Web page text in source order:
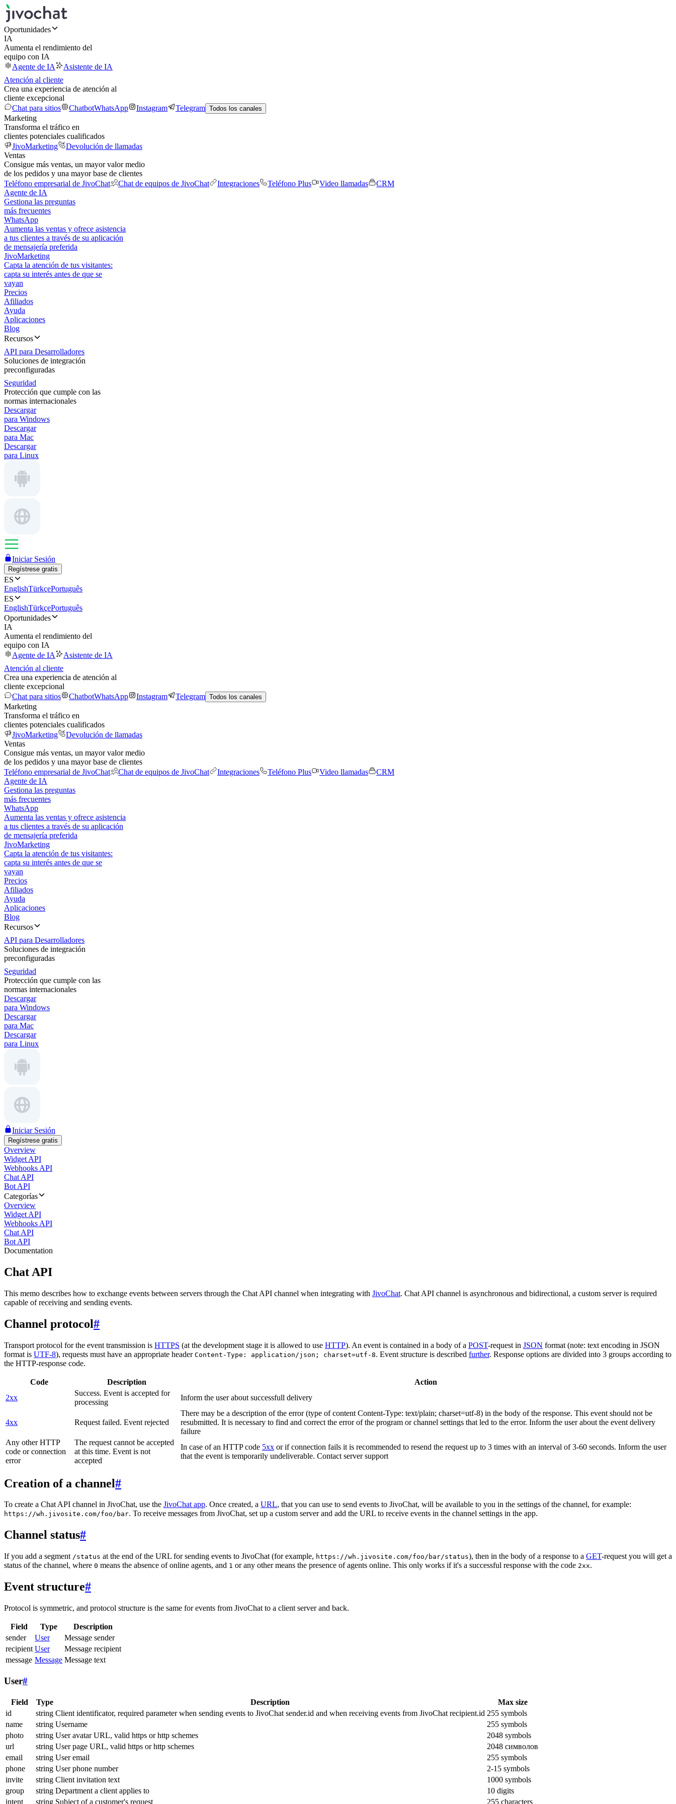
Oportunidades
IA
Aumenta el rendimiento del
equipo con IA
Agente de IA
Asistente de IA
Atención al cliente
Crea una experiencia de atención al
cliente excepcional
Chat para sitios
ChatbotWhatsApp Instagram Telegram Todos los canales
Marketing
Transforma el tráfico en
clientes potenciales cualificados
JivoMarketing
Devolución de llamadas
Ventas
Consigue más ventas, un mayor valor medio
de los pedidos y una mayor base de clientes
Teléfono empresarial de JivoChat
Chat de equipos de JivoChat Integraciones Teléfono Plus Video llamadas
CRM
Agente de IA
Gestiona las preguntas
más frecuentes
WhatsApp
Aumenta las ventas y ofrece asistencia
a tus clientes a través de su aplicación
de mensajería preferida
JivoMarketing
Capta la atención de tus visitantes:
capta su interés antes de que se
vayan
Precios
Afiliados
Ayuda
Aplicaciones
Blog
Recursos
API para Desarrolladores
Soluciones de integración
preconfiguradas
Seguridad
Protección que cumple con las
normas internacionales
Descargar
para Windows
Descargar
para Mac
Descargar
para Linux
Iniciar Sesión
Regístrese gratis
ES
EnglishTürkçePortuguês
ES
EnglishTürkçePortuguês
Oportunidades
IA
Aumenta el rendimiento del
equipo con IA
Agente de IA
Asistente de IA
Atención al cliente
Crea una experiencia de atención al
cliente excepcional
Chat para sitios
ChatbotWhatsApp Instagram Telegram Todos los canales
Marketing
Transforma el tráfico en
clientes potenciales cualificados
JivoMarketing
Devolución de llamadas
Ventas
Consigue más ventas, un mayor valor medio
de los pedidos y una mayor base de clientes
Teléfono empresarial de JivoChat
Chat de equipos de JivoChat Integraciones Teléfono Plus Video llamadas
CRM
Agente de IA
Gestiona las preguntas
más frecuentes
WhatsApp
Aumenta las ventas y ofrece asistencia
a tus clientes a través de su aplicación
de mensajería preferida
JivoMarketing
Capta la atención de tus visitantes:
capta su interés antes de que se
vayan
Precios
Afiliados
Ayuda
Aplicaciones
Blog
Recursos
API para Desarrolladores
Soluciones de integración
preconfiguradas
Seguridad
Protección que cumple con las
normas internacionales
Descargar
para Windows
Descargar
para Mac
Descargar
para Linux
Iniciar Sesión
Regístrese gratis
Overview
Widget API
Webhooks API
Chat API
Bot API
Categorías
Overview
Widget API
Webhooks API
Chat API
Bot API
Documentation
Chat API
This memo describes how to exchange events between servers through the Chat API channel when integrating with JivoChat. Chat API channel is asynchronous and bidirectional, a custom server is required
capable of receiving and sending events.
Channel protocol#
Transport protocol for the event transmission is HTTPS (at the development stage it is allowed to use HTTP). An event is contained in a body of a POST-request in JSON format (note: text encoding in JSON
format is UTF-8), requests must have an appropriate header Content-Type: application/json; charset=utf-8. Event structure is described further. Response options are divided into 3 groups according to
the HTTP-response code.
Code Description
Action
2xx
Success. Event is accepted for
processing
Inform the user about successfull delivery
4xx Request failed. Event rejected
There may be a description of the error (type of content Content-Type: text/plain; charset=utf-8) in the body of the response. This event should not be
resubmitted. It is necessary to find and correct the error of the program or channel settings that led to the error. Inform the user about the event delivery
failure
Any other HTTP
code or connection
error
The request cannot be accepted
at this time. Event is not
accepted
In case of an HTTP code 5xx or if connection fails it is recommended to resend the request up to 3 times with an interval of 3-60 seconds. Inform the user
that the event is temporarily undeliverable. Contact server support
Creation of a channel#
To create a Chat API channel in JivoChat, use the JivoChat app. Once created, a URL, that you can use to send events to JivoChat, will be available to you in the settings of the channel, for example:
https://wh.jivosite.com/foo/bar. To receive messages from JivoChat, set up a custom server and add the URL to receive events in the channel settings in the app.
Channel status#
If you add a segment /status at the end of the URL for sending events to JivoChat (for example, https://wh.jivosite.com/foo/bar/status), then in the body of a response to a GET-request you will get a
status of the channel, where 0 means the absence of online agents, and 1 or any other means the presence of agents online. This only works if it's a successful response with the code 2xx.
Event structure#
Protocol is symmetric, and protocol structure is the same for events from JivoChat to a client server and back.
Field Type
Description
sender
User
Message sender
recipient User
Message recipient
message Message Message text
User#
Field Type Description
Max size
id
string Client identificator, required parameter when sending events to JivoChat sender.id and when receiving events from JivoChat recipient.id 255 symbols
name
string Username
255 symbols
photo
string User avatar URL, valid https or http schemes
2048 symbols
url
string User page URL, valid https or http schemes
2048 символов
email
string User email
255 symbols
phone
string User phone number
2-15 symbols
invite
string Client invitation text
1000 symbols
group
string Department a client applies to
10 digits
intent
string Subject of a customer's request 255 characters